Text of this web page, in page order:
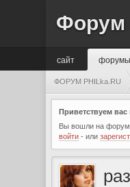
Форум
сайт форумы
ФОРУМ PHILka.RU
Приветствуем
Вы вошли на форум
войти - или